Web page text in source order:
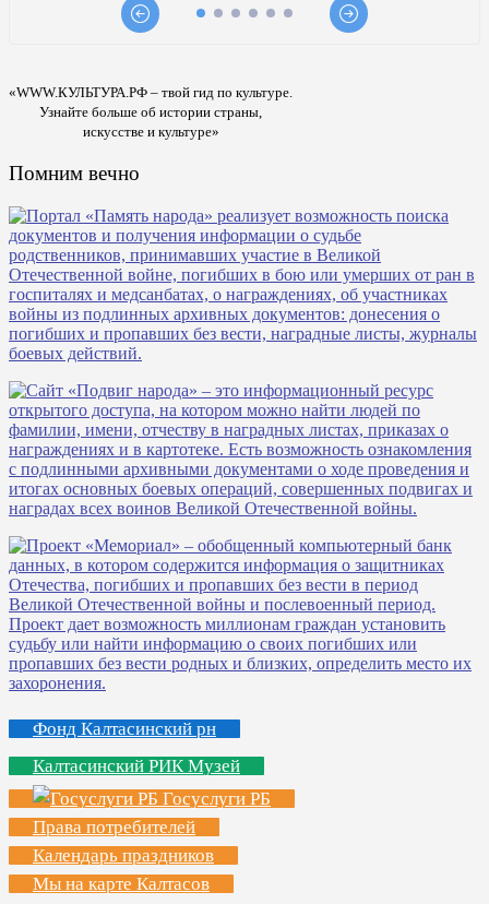
«WWW.КУЛЬТУРА.РФ – твой гид по культуре.
Узнайте больше об истории страны,
искусстве и культуре»
Помним вечно
Фонд Калтасинский рн
Калтасинский РИК Музей
Госуслуги РБ
Права потребителей
Календарь праздников
Мы на карте Калтасов